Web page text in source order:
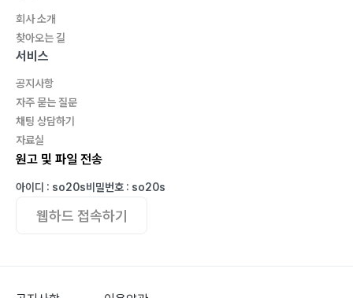
회사 소개
찾아오는 길
서비스
공지사항
자주 묻는 질문
채팅 상담하기
자료실
원고 및 파일 전송
아이디 : so20s비밀번호 : so20s
웹하드 접속하기